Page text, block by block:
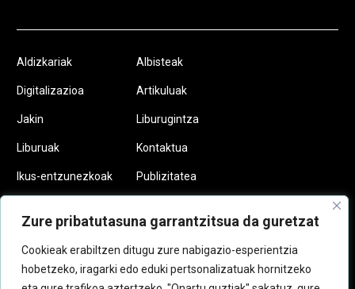
Zure pribatutasuna garrantzitsua da guretzat
Cookieak erabiltzen ditugu zure nabigazio-esperientzia
hobetzeko, iragarki edo eduki pertsonalizatuak hornitzeko
Aldizkariak
Digitalizazioa
Jakin
Liburuak
Ikus-entzunezkoak
Albisteak
Artikuluak
Liburugintza
Kontaktua
Publizitatea
Jakinkide